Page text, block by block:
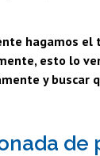
hagamos el
esto lo
y buscar
de